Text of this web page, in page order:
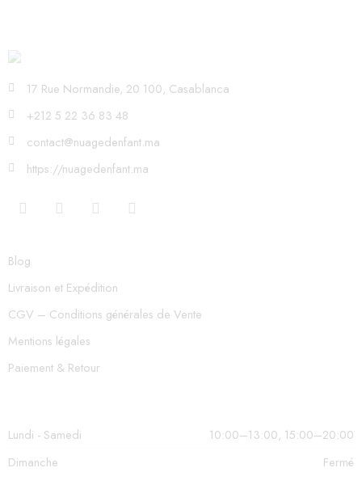
17 Rue Normandie, 20 100, Casablanca
+212 5 22 36 83 48
contact@nuagedenfant.ma
https://nuagedenfant.ma
Blog
Livraison et Expédition
CGV – Conditions générales de Vente
Mentions légales
Paiement & Retour
Lundi - Samedi
10:00–13:00, 15:00–20:00
Dimanche
Fermé